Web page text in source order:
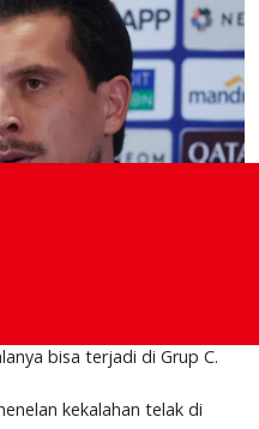
bisa terjadi di Grup C.
kekalahan telak di